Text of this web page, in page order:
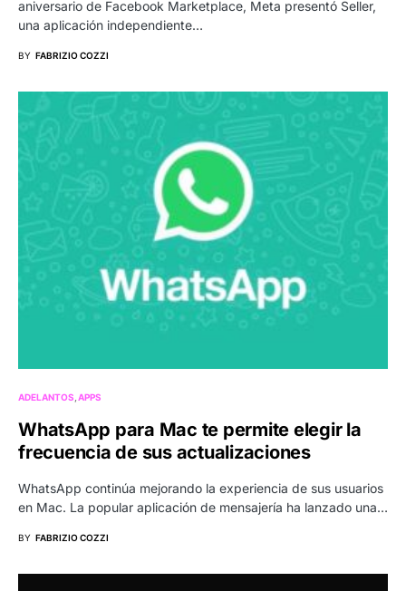
aniversario de Facebook Marketplace, Meta presentó Seller,
una aplicación independiente…
BY FABRIZIO COZZI
ADELANTOS APPS
WhatsApp para Mac te permite elegir la
frecuencia de sus actualizaciones
WhatsApp continúa mejorando la experiencia de sus usuarios
en Mac. La popular aplicación de mensajería ha lanzado una…
BY FABRIZIO COZZI